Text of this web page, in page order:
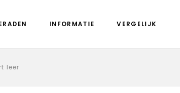
INFORMATIE VERGELIJK
leer